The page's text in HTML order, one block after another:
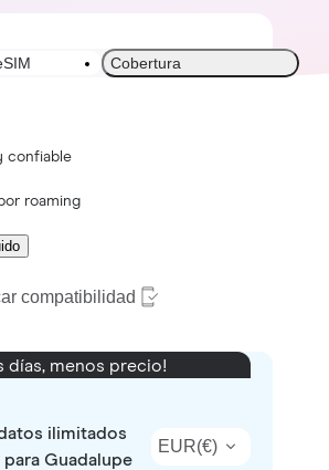
Cobertura
confiable
roaming
compatibilidad
días, menos precio!
ilimitados
Guadalupe
EUR(€)